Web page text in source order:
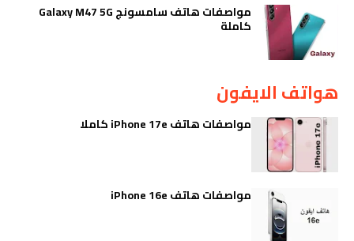
مواصفات هاتف سامسونج Galaxy M47 5G
كاملة
هواتف الايفون
مواصفات هاتف iPhone 17e كاملا
مواصفات هاتف iPhone 16e